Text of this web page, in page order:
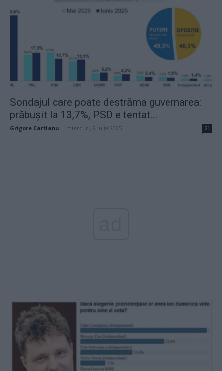
Sondajul care poate destrăma guvernarea:
prăbușit la 13,7%, PSD e tentat...
Grigore Cartianu miercuri, 9 iulie 2025 21